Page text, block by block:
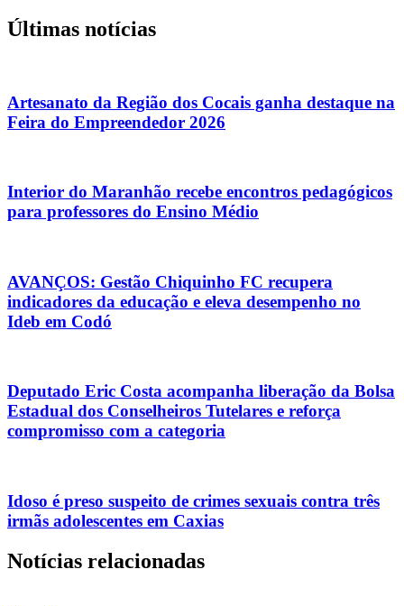
Últimas notícias
Artesanato da Região dos Cocais ganha destaque na
Feira do Empreendedor 2026
Interior do Maranhão recebe encontros pedagógicos
para professores do Ensino Médio
AVANÇOS: Gestão Chiquinho FC recupera
indicadores da educação e eleva desempenho no
Ideb em Codó
Deputado Eric Costa acompanha liberação da Bolsa
Estadual dos Conselheiros Tutelares e reforça
compromisso com a categoria
Idoso é preso suspeito de crimes sexuais contra três
irmãs adolescentes em Caxias
Notícias relacionadas